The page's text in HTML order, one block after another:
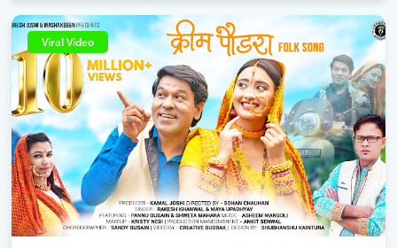
Viral Video